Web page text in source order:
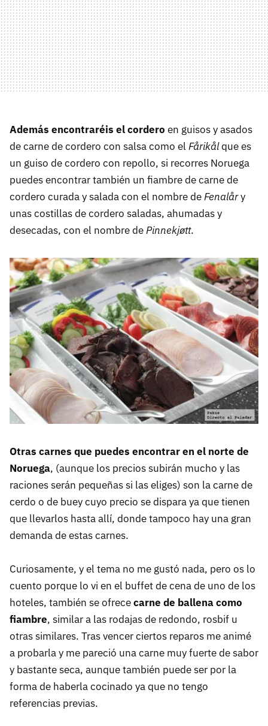
Además encontraréis el cordero en guisos y asados
de carne de cordero con salsa como el Fårikålque es
un guiso de cordero con repollo, si recorres Noruega
puedes encontrar también un fiambre de carne de
cordero curada y salada con el nombre deFenalåry
unas costillas de cordero saladas, ahumadas y
desecadas, con el nombre dePinnekjøtt.
Otras carnes que puedes encontrar en el norte de
Noruega, (aunque los precios subirán mucho y las
raciones serán pequeñas si las eliges) son la carne de
cerdo o de buey cuyo precio se dispara ya que tienen
que llevarlos hasta allí, donde tampoco hay una gran
demanda de estas carnes.
Curiosamente, y el tema no me gustó nada, pero os lo
cuento porque lo vi en el buffet de cena de uno de los
hoteles, también se ofrececarne de ballena como
fiambre, similar a las rodajas de redondo, rosbif u
otras similares. Tras vencer ciertos reparos me animé
a probarla y me pareció una carne muy fuerte de sabor
y bastante seca, aunque también puede ser por la
forma de haberla cocinado ya que no tengo
referencias previas.